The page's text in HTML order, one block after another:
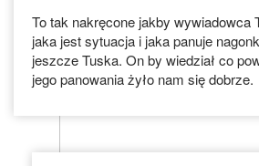
To tak nakręcone jakby wywiadowca
jaka jest sytuacja i jaka panuje
jeszcze Tuska. On by wiedział co
jego panowania żyło nam się dobrze.